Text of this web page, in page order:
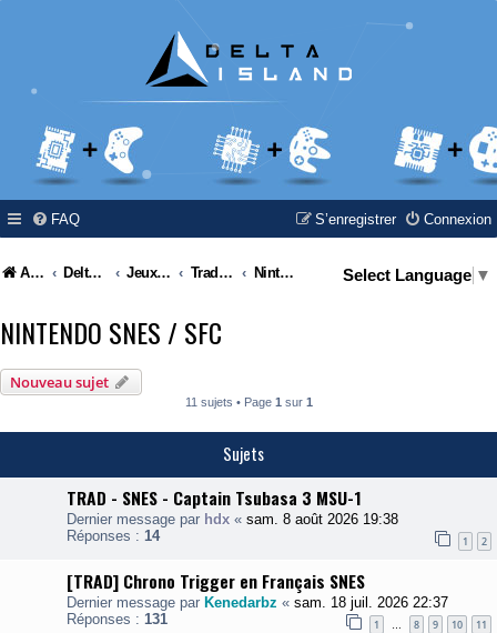
FAQ Connexion
S’enregistrer
Accueil Delta Island Jeux Video Traductions de jeux vidéos / Video games translations / Video games moddings Nintendo SNES / SFC Select Language ▼
NINTENDO SNES / SFC
Nouveau sujet
11 sujets • Page 1 sur 1
Sujets
TRAD - SNES - Captain Tsubasa 3 MSU-1
Dernier message par hdx « sam. 8 août 2026 19:38
Réponses : 14 1 2
[TRAD] Chrono Trigger en Français SNES
Dernier message par Kenedarbz « sam. 18 juil. 2026 22:37
Réponses : 131 1 … 8 9 10 11